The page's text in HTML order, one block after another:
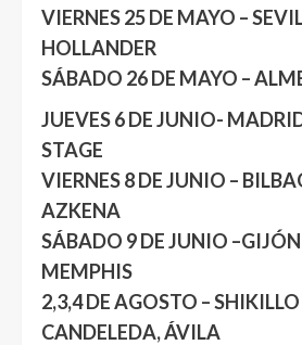
VIERNES 25 DE MAYO –
HOLLANDER
SÁBADO 26 DE MAYO –
JUEVES 6 DE JUNIO-
STAGE
VIERNES 8 DE JUNIO –
AZKENA
SÁBADO 9 DE JUNIO
MEMPHIS
2,3,4 DE AGOSTO –
CANDELEDA, ÁVILA